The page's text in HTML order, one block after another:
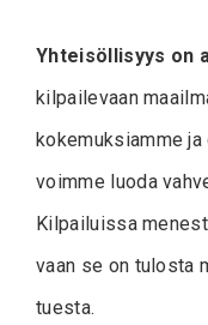
Yhteisöllisyys on
kilpailevaan
kokemuksiamme
voimme luoda
Kilpailuissa
vaan se on tulosta
tuesta.